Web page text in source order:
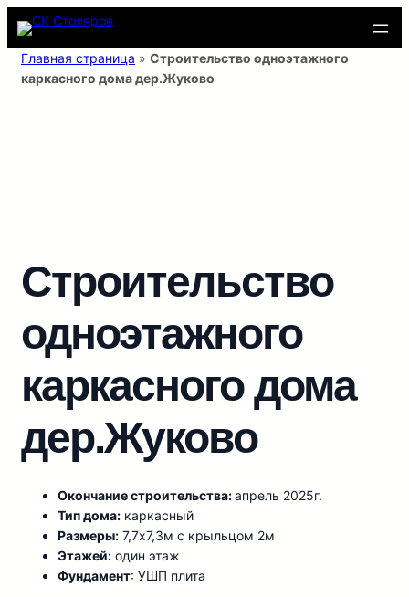
Перейти
содержимому
Главная страница » Строительство одноэтажного
каркасного дома дер.Жуково
Строительство
одноэтажного
каркасного дома
дер.Жуково
Окончание строительства:апрель 2025г.
Тип дома: каркасный
Размеры: 7,7х7,3м с крыльцом 2м
Этажей: один этаж
Фундамент: УШП плита